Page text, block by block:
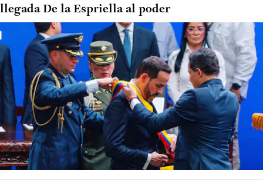
llegada De la Espriella al poder